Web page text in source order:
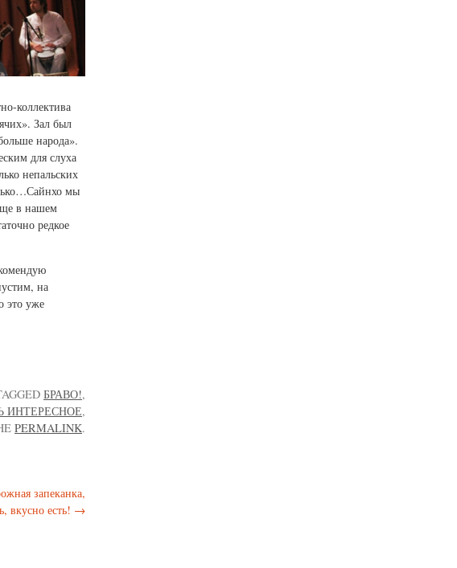
коллектива
Зал был
народа».
для слуха
непальских
мы
в нашем
редкое
на
это уже
БРАВО!,
ИНТЕРЕСНОЕ,
PERMALINK.
запеканка,
вкусно есть! →